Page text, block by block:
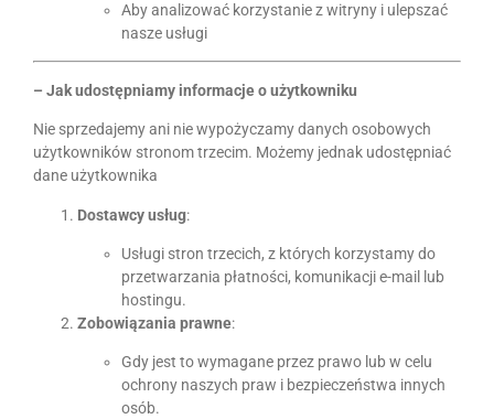
Aby analizować korzystanie z witryny i ulepszać
nasze usługi
– Jak udostępniamy informacje o użytkowniku
Nie sprzedajemy ani nie wypożyczamy danych osobowych
użytkowników stronom trzecim. Możemy jednak udostępniać
dane użytkownika
Dostawcy usług:
Usługi stron trzecich, z których korzystamy do
przetwarzania płatności, komunikacji e-mail lub
hostingu.
Zobowiązania prawne:
Gdy jest to wymagane przez prawo lub w celu
ochrony naszych praw i bezpieczeństwa innych
osób.